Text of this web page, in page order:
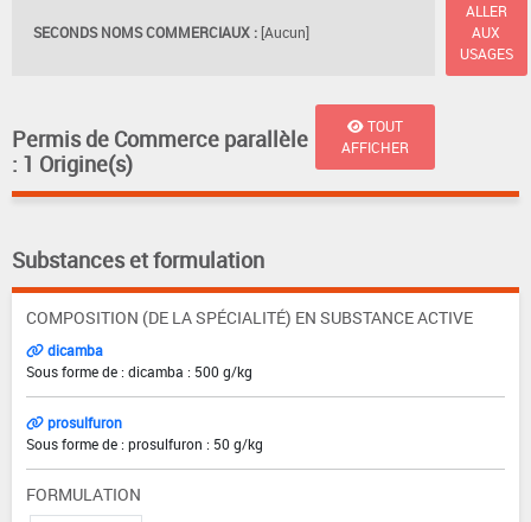
SECONDS NOMS COMMERCIAUX : [Aucun]
ALLER
AUX
USAGES
Permis de Commerce parallèle
: 1 Origine(s)
TOUT
AFFICHER
Substances et formulation
COMPOSITION (DE LA SPÉCIALITÉ) EN SUBSTANCE ACTIVE
dicamba
Sous forme de : dicamba : 500 g/kg
prosulfuron
Sous forme de : prosulfuron : 50 g/kg
FORMULATION